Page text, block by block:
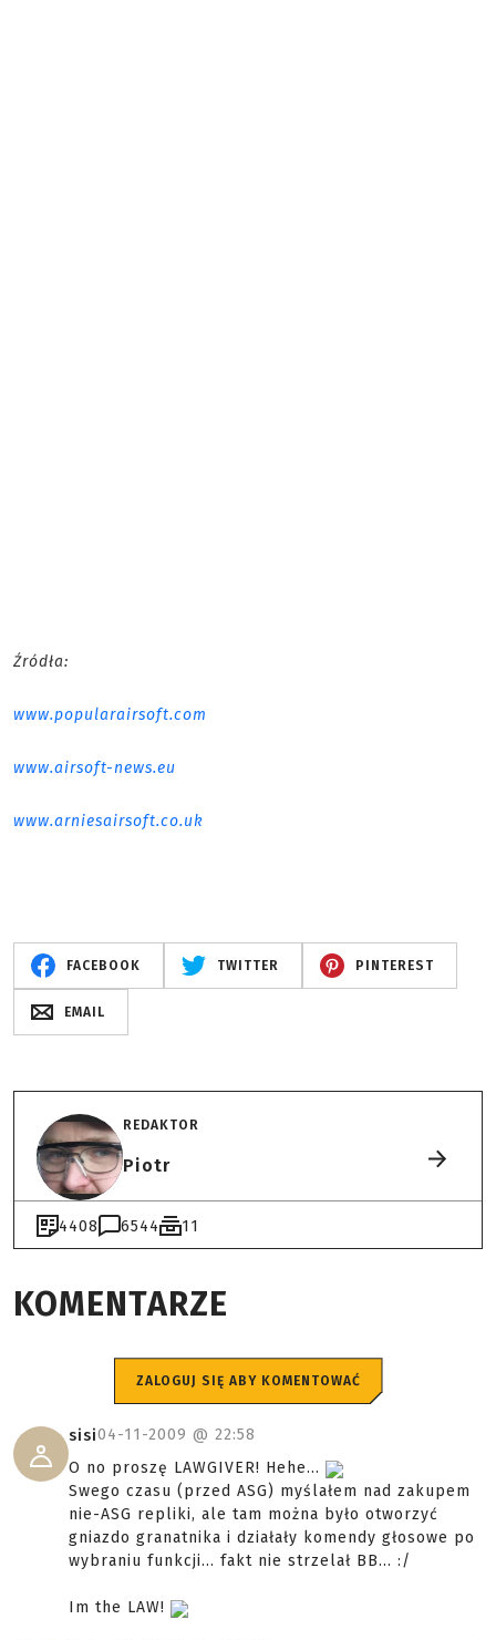
Źródła:
www.popularairsoft.com
www.airsoft-news.eu
www.arniesairsoft.co.uk
FACEBOOK TWITTER PINTEREST
EMAIL
REDAKTOR
Piotr
4408 6544 11
KOMENTARZE
ZALOGUJ SIĘ ABY KOMENTOWAĆ
sisi04-11-2009 @ 22:58
O no proszę LAWGIVER! Hehe...
Swego czasu (przed ASG) myślałem nad zakupem
nie-ASG repliki, ale tam można było otworzyć
gniazdo granatnika i działały komendy głosowe po
wybraniu funkcji... fakt nie strzelał BB... :/
Im the LAW!